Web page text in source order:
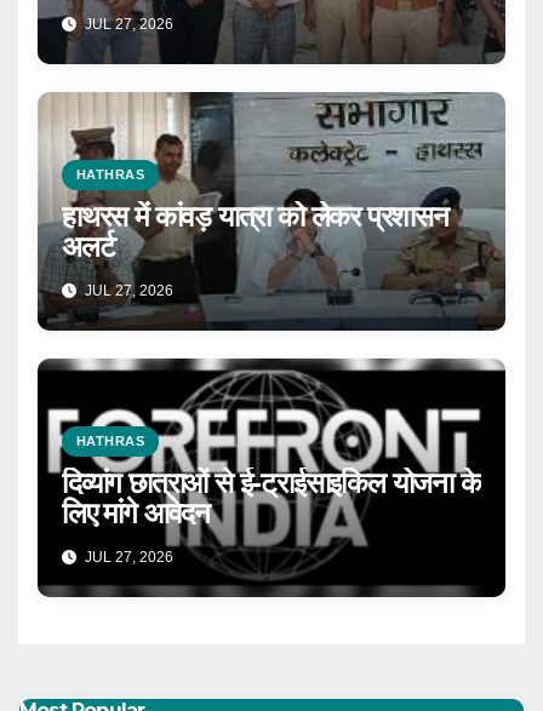
JUL 27, 2026
HATHRAS
हाथरस में कांवड़ यात्रा को लेकर प्रशासन
अलर्ट
JUL 27, 2026
HATHRAS
दिव्यांग छात्राओं से ई-ट्राईसाइकिल योजना के
लिए मांगे आवेदन
JUL 27, 2026